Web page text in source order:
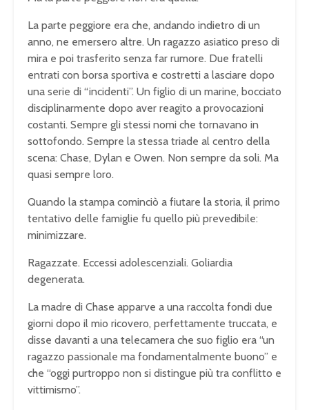
La parte peggiore era che, andando indietro di un
anno, ne emersero altre. Un ragazzo asiatico preso di
mira e poi trasferito senza far rumore. Due fratelli
entrati con borsa sportiva e costretti a lasciare dopo
una serie di “incidenti”. Un figlio di un marine, bocciato
disciplinarmente dopo aver reagito a provocazioni
costanti. Sempre gli stessi nomi che tornavano in
sottofondo. Sempre la stessa triade al centro della
scena: Chase, Dylan e Owen. Non sempre da soli. Ma
quasi sempre loro.
Quando la stampa cominciò a fiutare la storia, il primo
tentativo delle famiglie fu quello più prevedibile:
minimizzare.
Ragazzate. Eccessi adolescenziali. Goliardia
degenerata.
La madre di Chase apparve a una raccolta fondi due
giorni dopo il mio ricovero, perfettamente truccata, e
disse davanti a una telecamera che suo figlio era “un
ragazzo passionale ma fondamentalmente buono” e
che “oggi purtroppo non si distingue più tra conflitto e
vittimismo”.